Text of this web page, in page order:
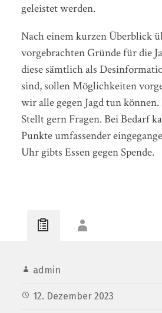
geleistet werden.
Nach einem kurzen Überblick
vorgebrachten Gründe für die
diese sämtlich als
sind, sollen Möglichkeiten
wir alle gegen Jagd tun
Stellt gern Fragen. Bei Bedarf
Punkte umfassender
Uhr gibts Essen gegen Spende.
admin
12. Dezember 2023